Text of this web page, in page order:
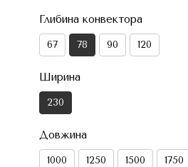
Глибина конвектора
67 78 90 120
Ширина
230
Довжина
1000 1250 1500 1750